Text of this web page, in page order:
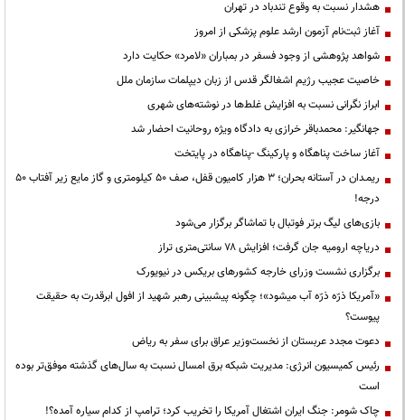
هشدار نسبت به وقوع تندباد در تهران
آغاز ثبت‌نام آزمون ارشد علوم پزشکی از امروز
شواهد پژوهشی از وجود فسفر در بمباران «لامرد» حکایت دارد
خاصیت عجیب رژیم اشغالگر قدس از زبان دیپلمات سازمان ملل
ابراز نگرانی نسبت به افزایش غلط‌ها در نوشته‌های شهری
جهانگیر: محمدباقر خرازی به دادگاه ویژه روحانیت احضار شد
آغاز ساخت پناهگاه و پارکینگ -پناهگاه در پایتخت
ریمـدان در آستانه بحران؛ ۳ هزار کامیون قفل، صف ۵۰ کیلومتری و گاز مایع زیر آفتاب ۵۰
درجه!
بازی‌های لیگ برتر فوتبال با تماشاگر برگزار می‌شود
دریاچه ارومیه جان گرفت؛ افزایش ۷۸ سانتی‌متری تراز
برگزاری نشست وزرای خارجه کشورهای بریکس در نیویورک
«آمریکا ذرّه ذرّه آب میشود»؛ چگونه پیشبینی رهبر شهید از افول ابرقدرت به حقیقت
پیوست؟
دعوت مجدد عربستان از نخست‌وزیر عراق برای سفر به ریاض
رئیس کمیسیون انرژی: مدیریت شبکه برق امسال نسبت به سال‌های گذشته موفق‌تر بوده
است
چاک شومر: جنگ ایران اشتغال آمریکا را تخریب کرد؛ ترامپ از کدام سیاره آمده؟!